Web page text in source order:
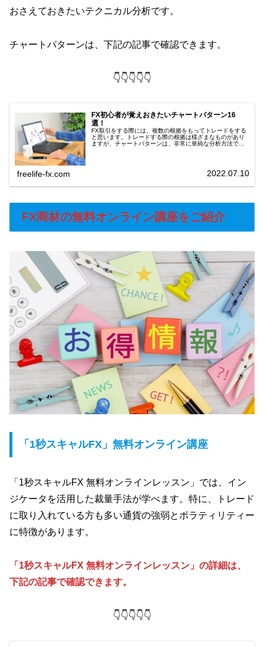
おさえておきたいテクニカル分析です。
チャートパターンは、下記の記事で確認できます。
👇👇👇👇👇
FX初心者が覚えおきたいチャートパターン16
選！
FX取引をする際には、複数の根拠をもってトレードをする
と思います。トレードする際の根拠は様ざまなものがあり
ますが、チャートパターンは、非常に単純な分析方法です
freelife-fx.com 2022.07.10
FX商材の無料オンライン講座をご紹介
「1秒スキャルFX」無料オンライン講座
「1秒スキャルFX 無料オンラインレッスン」では、イン
ジケータを活用した裁量手法が学べます。特に、トレード
に取り入れている方も多い通貨の強弱とボラティリティー
に特徴があります。
「1秒スキャルFX 無料オンラインレッスン」の詳細は、
下記の記事で確認できます。
👇👇👇👇👇